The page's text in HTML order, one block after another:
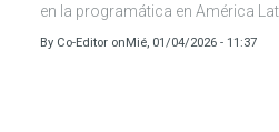
en la programática en América
By Co-Editor onMié, 01/04/2026 - 11:37